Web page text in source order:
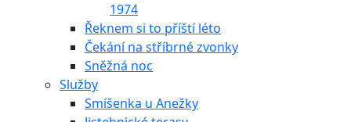
1974
Řeknem si to příští léto
Čekání na stříbrné zvonky
Sněžná noc
Služby
Smíšenka u Anežky